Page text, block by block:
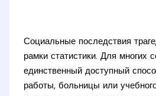
Социальные последствия
рамки статистики. Для многих
единственный доступный
работы, больницы или